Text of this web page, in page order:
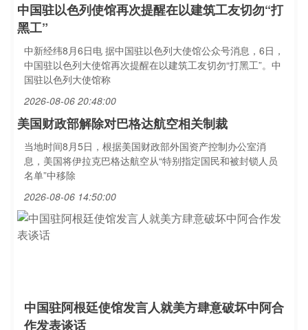
中国驻以色列使馆再次提醒在以建筑工友切勿“打
黑工”
中新经纬8月6日电 据中国驻以色列大使馆公众号消息，6日，
中国驻以色列大使馆再次提醒在以建筑工友切勿“打黑工”。中
国驻以色列大使馆称
2026-08-06 20:48:00
美国财政部解除对巴格达航空相关制裁
当地时间8月5日，根据美国财政部外国资产控制办公室消
息，美国将伊拉克巴格达航空从“特别指定国民和被封锁人员
名单”中移除
2026-08-06 14:50:00
中国驻阿根廷使馆发言人就美方肆意破坏中阿合
作发表谈话